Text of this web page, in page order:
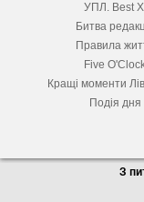
УПЛ. Best XІ
Битва
Правила
Five
Кращі моменти
Подія дня
З